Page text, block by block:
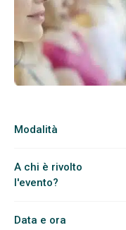
Modalità
A chi è rivolto
l'evento?
Data e ora